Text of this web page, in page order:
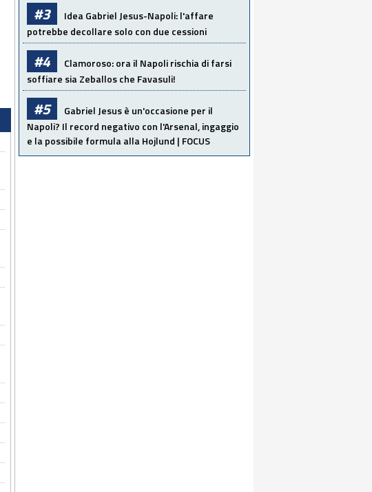
#3
Idea Gabriel Jesus-Napoli: l'affare
potrebbe decollare solo con due cessioni
#4
Clamoroso: ora il Napoli rischia di farsi
soffiare sia Zeballos che Favasuli!
#5
Gabriel Jesus è un'occasione per il
Napoli? Il record negativo con l'Arsenal, ingaggio
e la possibile formula alla Hojlund | FOCUS